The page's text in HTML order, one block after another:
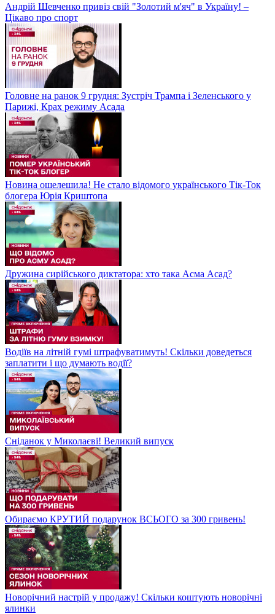
Андрій Шевченко привіз свій "Золотий м'яч" в Україну! –
Цікаво про спорт
Головне на ранок 9 грудня: Зустріч Трампа і Зеленського у
Парижі, Крах режиму Асада
Новина ошелешила! Не стало відомого українського Тік-Ток
блогера Юрія Криштопа
Дружина сирійського диктатора: хто така Асма Асад?
Водіїв на літній гумі штрафуватимуть! Скільки доведеться
заплатити і що думають водії?
Сніданок у Миколаєві! Великий випуск
Обираємо КРУТИЙ подарунок ВСЬОГО за 300 гривень!
Новорічний настрій у продажу! Скільки коштують новорічні
ялинки